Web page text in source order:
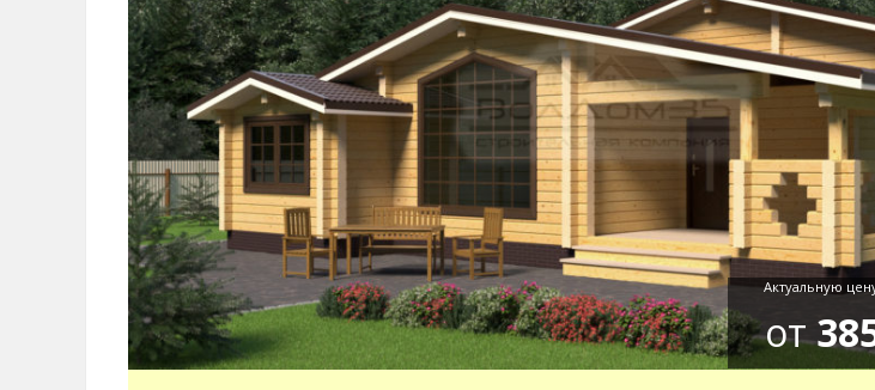
Актуальную
от